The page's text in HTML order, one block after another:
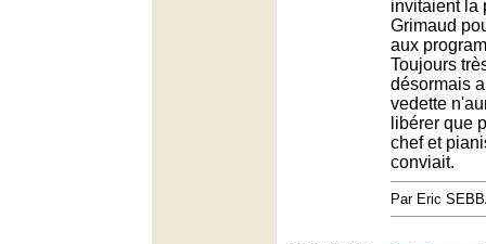
invitaient la
Grimaud
aux
Toujours
désormais
vedette
libérer que
chef et
conviait.
Par Eric